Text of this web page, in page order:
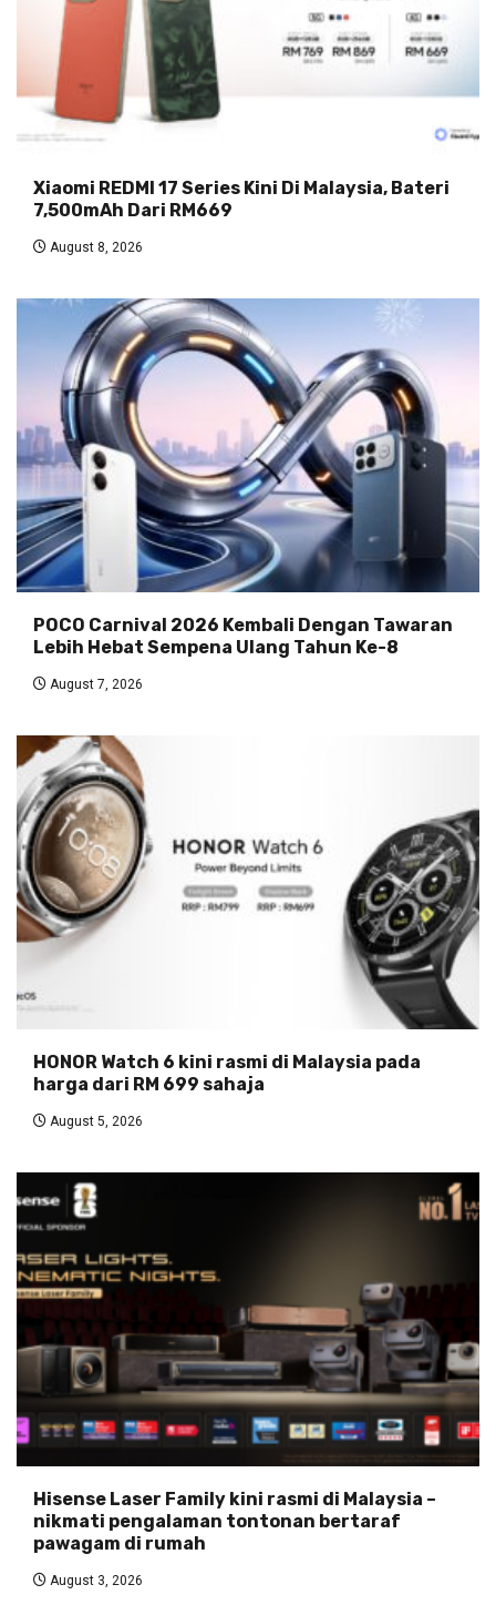
Xiaomi REDMI 17 Series Kini Di Malaysia, Bateri
7,500mAh Dari RM669
August 8, 2026
POCO Carnival 2026 Kembali Dengan Tawaran
Lebih Hebat Sempena Ulang Tahun Ke-8
August 7, 2026
HONOR Watch 6 kini rasmi di Malaysia pada
harga dari RM 699 sahaja
August 5, 2026
Hisense Laser Family kini rasmi di Malaysia –
nikmati pengalaman tontonan bertaraf
pawagam di rumah
August 3, 2026